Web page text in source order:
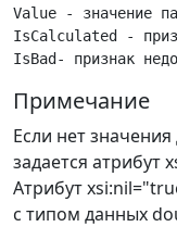
Value - значение
IsCalculated -
Примечание
Если нет
задается атрибут
Атрибут
с типом данных